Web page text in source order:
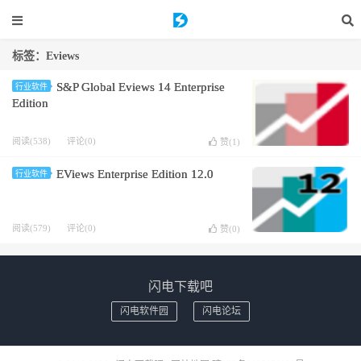
标签：Eviews
行业软件
S&P Global Eviews 14 Enterprise
Edition
阅读(538) 评论(0) 赞(1 )
行业软件 EViews Enterprise Edition 12.0
阅读(579) 评论(0) 赞(0)
闪电下载吧
闪电软件园 闪电论坛